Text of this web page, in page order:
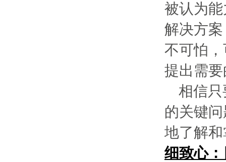
被认为
解决方
不可怕
提出需
相信
的关键
地了解
细致心